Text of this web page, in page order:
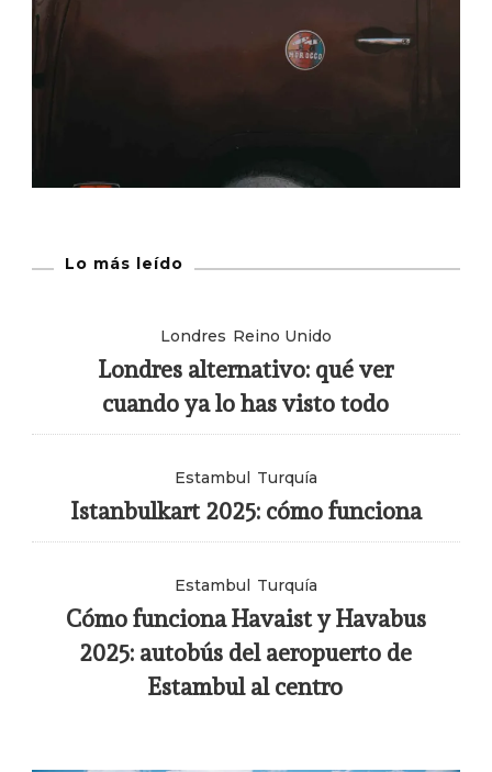
Lo más leído
Londres Reino Unido
Londres alternativo: qué ver
cuando ya lo has visto todo
Estambul Turquía
Istanbulkart 2025: cómo funciona
Estambul Turquía
Cómo funciona Havaist y Havabus
2025: autobús del aeropuerto de
Estambul al centro